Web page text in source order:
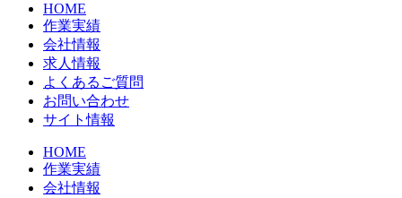
HOME
作業実績
会社情報
求人情報
よくあるご質問
お問い合わせ
サイト情報
HOME
作業実績
会社情報